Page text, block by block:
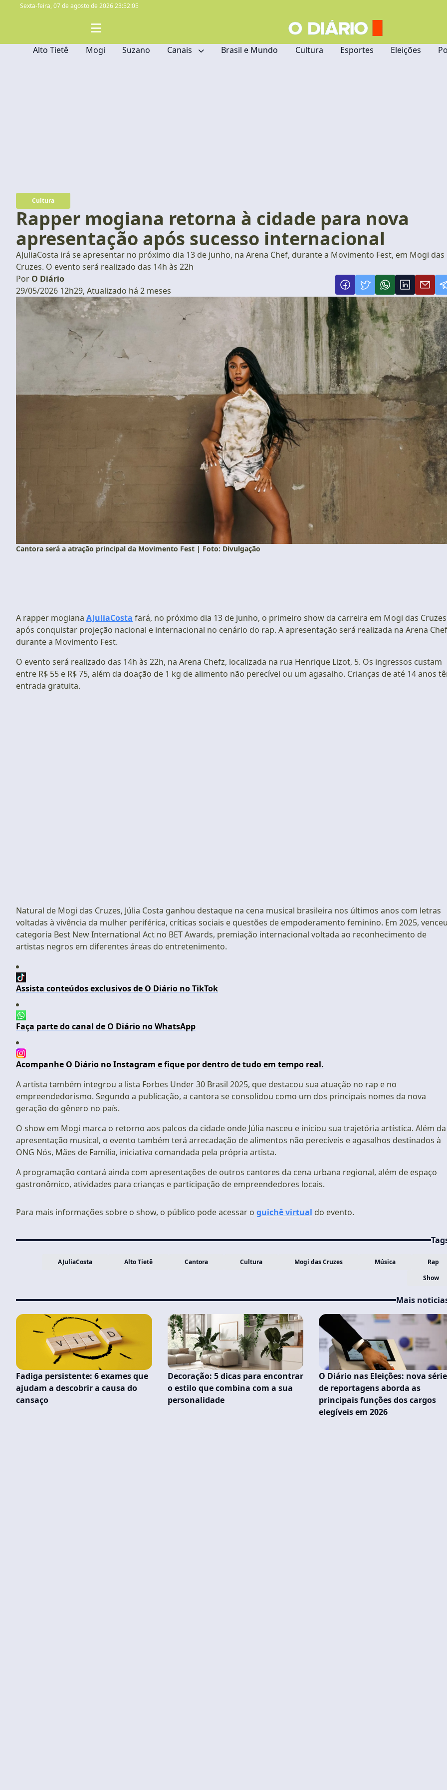
Sexta-feira,07 de agosto de 2026 23:52:07
Alto Tietê Mogi Suzano Canais Brasil e Mundo Cultura Esportes Eleições
Cultura
Rapper mogiana retorna à cidade para nova
apresentação após sucesso internacional
AJuliaCosta irá se apresentar no próximo dia 13 de junho, na Arena Chef, durante a Movimento Fest, em Mogi das
Cruzes. O evento será realizado das 14h às 22h
Por O Diário
29/05/2026 12h29, Atualizado há 2 meses
Cantora será a atração principal da Movimento Fest | Foto: Divulgação
A rapper mogiana AJuliaCosta fará, no próximo dia 13 de junho, o primeiro show da carreira em Mogi das Cruzes
após conquistar projeção nacional e internacional no cenário do rap. A apresentação será realizada na Arena
durante a Movimento Fest.
O evento será realizado das 14h às 22h, na Arena Chefz, localizada na rua Henrique Lizot, 5. Os ingressos custam
entre R$ 55 e R$ 75, além da doação de 1 kg de alimento não perecível ou um agasalho. Crianças de até 14 anos
entrada gratuita.
Natural de Mogi das Cruzes, Júlia Costa ganhou destaque na cena musical brasileira nos últimos anos com letras
voltadas à vivência da mulher periférica, críticas sociais e questões de empoderamento feminino. Em 2025,
categoria Best New International Act no BET Awards, premiação internacional voltada ao reconhecimento de
artistas negros em diferentes áreas do entretenimento.
Assista conteúdos exclusivos de O Diário no TikTok
Faça parte do canal de O Diário no WhatsApp
Acompanhe O Diário no Instagram e fique por dentro de tudo em tempo real.
A artista também integrou a lista Forbes Under 30 Brasil 2025, que destacou sua atuação no rap e no
empreendedorismo. Segundo a publicação, a cantora se consolidou como um dos principais nomes da nova
geração do gênero no país.
O show em Mogi marca o retorno aos palcos da cidade onde Júlia nasceu e iniciou sua trajetória artística. Além da
apresentação musical, o evento também terá arrecadação de alimentos não perecíveis e agasalhos destinados à
ONG Nós, Mães de Família, iniciativa comandada pela própria artista.
A programação contará ainda com apresentações de outros cantores da cena urbana regional, além de espaço
gastronômico, atividades para crianças e participação de empreendedores locais.
Para mais informações sobre o show, o público pode acessar o guichê virtual do evento.
AJuliaCosta Alto Tietê Cantora Cultura Mogi das Cruzes Música
Rap
Show
Mais
Fadiga persistente: 6 exames que
ajudam a descobrir a causa do
cansaço
Decoração: 5 dicas para encontrar
o estilo que combina com a sua
personalidade
O Diário nas Eleições: nova série
de reportagens aborda as
principais funções dos cargos
elegíveis em 2026